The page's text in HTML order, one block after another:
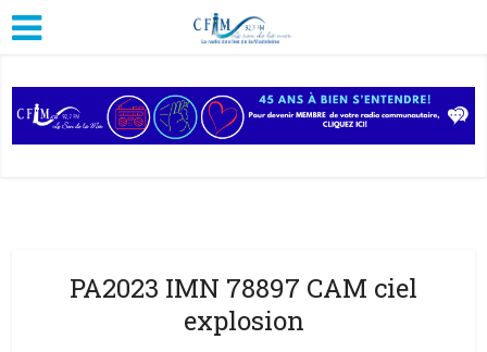
PA2023 IMN 78897 CAM ciel
explosion